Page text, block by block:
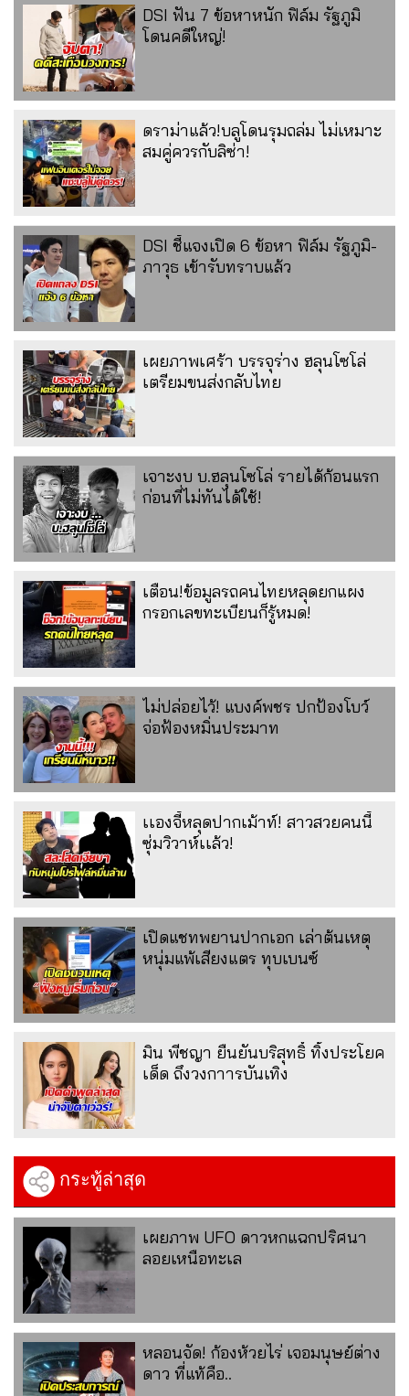
DSI ฟัน 7 ข้อหาหนัก ฟิล์ม รัฐภูมิ
โดนคดีใหญ่!
ดราม่าแล้ว!บลูโดนรุมถล่ม ไม่เหมาะ
สมคู่ควรกับลิซ่า!
DSI ชี้แจงเปิด 6 ข้อหา ฟิล์ม รัฐภูมิ-
ภาวุธ เข้ารับทราบแล้ว
เผยภาพเศร้า บรรจุร่าง ฮลุนโซโล่
เตรียมขนส่งกลับไทย
เจาะงบ บ.ฮลุนโซโล่ รายได้ก้อนแรก
ก่อนที่ไม่ทันได้ใช้!
เตือน!ข้อมูลรถคนไทยหลุดยกแผง
กรอกเลขทะเบียนก็รู้หมด!
ไม่ปล่อยไว้! แบงค์พชร ปกป้องโบว์
จ่อฟ้องหมิ่นประมาท
เเองจี้หลุดปากเม้าท์! สาวสวยคนนี้
ซุ่มวิวาห์เเล้ว!
เปิดแชทพยานปากเอก เล่าต้นเหตุ
หนุ่มแพ้เสียงแตร ทุบเบนซ์
มิน พีชญา ยืนยันบริสุทธิ์ ทิ้งประโยค
เด็ด ถึงวงกาารบันเทิง
กระทู้ล่าสุด
เผยภาพ UFO ดาวหกแฉกปริศนา
ลอยเหนือทะเล
หลอนจัด! ก้องห้วยไร่ เจอมนุษย์ต่าง
ดาว ที่แท้คือ..